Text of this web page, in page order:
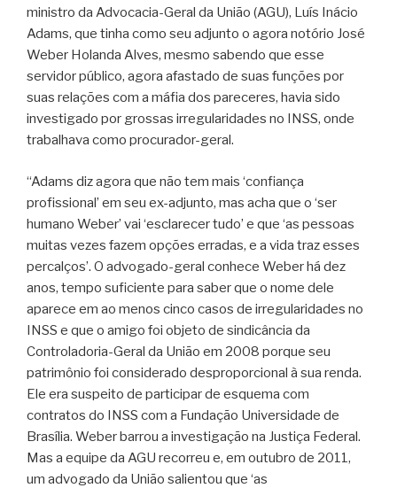
ministro da Advocacia-Geral da União (AGU), Luís Inácio
Adams, que tinha como seu adjunto o agora notório José
Weber Holanda Alves, mesmo sabendo que esse
servidor público, agora afastado de suas funções por
suas relações com a máfia dos pareceres, havia sido
investigado por grossas irregularidades no INSS, onde
trabalhava como procurador-geral.
“Adams diz agora que não tem mais ‘confiança
profissional’ em seu ex-adjunto, mas acha que o ‘ser
humano Weber’ vai ‘esclarecer tudo’ e que ‘as pessoas
muitas vezes fazem opções erradas, e a vida traz esses
percalços’. O advogado-geral conhece Weber há dez
anos, tempo suficiente para saber que o nome dele
aparece em ao menos cinco casos de irregularidades no
INSS e que o amigo foi objeto de sindicância da
Controladoria-Geral da União em 2008 porque seu
patrimônio foi considerado desproporcional à sua renda.
Ele era suspeito de participar de esquema com
contratos do INSS com a Fundação Universidade de
Brasília. Weber barrou a investigação na Justiça Federal.
Mas a equipe da AGU recorreu e, em outubro de 2011,
um advogado da União salientou que ‘as